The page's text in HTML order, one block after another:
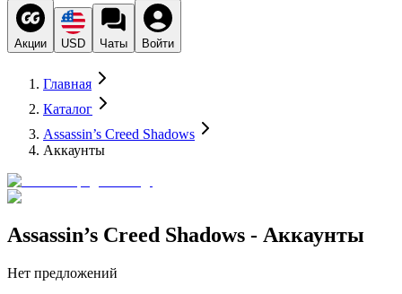
Акции USD Чаты Войти
Главная
Каталог
Assassin’s Creed Shadows
Аккаунты
Assassin’s Creed Shadows - Аккаунты
Нет предложений